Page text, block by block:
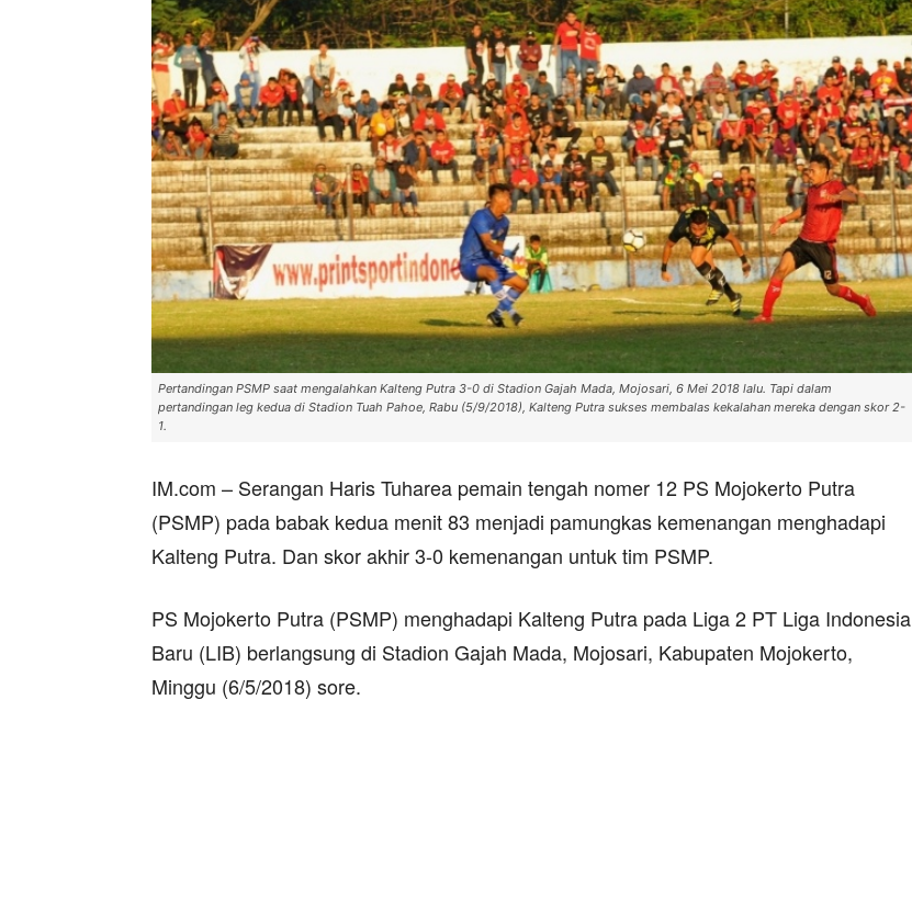
Pertandingan PSMP saat mengalahkan Kalteng Putra 3-0 di Stadion Gajah Mada, Mojosari, 6 Mei 2018 lalu. Tapi dalam
pertandingan leg kedua di Stadion Tuah Pahoe, Rabu (5/9/2018), Kalteng Putra sukses membalas kekalahan mereka dengan skor 2-
1.
IM.com – Serangan Haris Tuharea pemain tengah nomer 12 PS Mojokerto Putra
(PSMP) pada babak kedua menit 83 menjadi pamungkas kemenangan menghadapi
Kalteng Putra. Dan skor akhir 3-0 kemenangan untuk tim PSMP.
PS Mojokerto Putra (PSMP) menghadapi Kalteng Putra pada Liga 2 PT Liga Indonesia
Baru (LIB) berlangsung di Stadion Gajah Mada, Mojosari, Kabupaten Mojokerto,
Minggu (6/5/2018) sore.